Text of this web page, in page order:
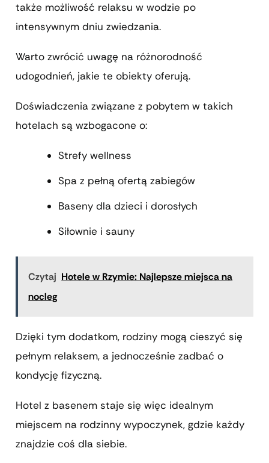
także możliwość relaksu w wodzie po
intensywnym dniu zwiedzania.
Warto zwrócić uwagę na różnorodność
udogodnień, jakie te obiekty oferują.
Doświadczenia związane z pobytem w takich
hotelach są wzbogacone o:
Strefy wellness
Spa z pełną ofertą zabiegów
Baseny dla dzieci i dorosłych
Siłownie i sauny
Czytaj Hotele w Rzymie: Najlepsze miejsca na
nocleg
Dzięki tym dodatkom, rodziny mogą cieszyć się
pełnym relaksem, a jednocześnie zadbać o
kondycję fizyczną.
Hotel z basenem staje się więc idealnym
miejscem na rodzinny wypoczynek, gdzie każdy
znajdzie coś dla siebie.